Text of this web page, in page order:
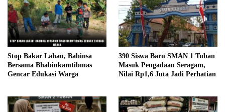
Stop Bakar Lahan, Babinsa
Bersama Bhabinkamtibmas
Gencar Edukasi Warga
390 Siswa Baru SMAN 1 Tuban
Masuk Pengadaan Seragam,
Nilai Rp1,6 Juta Jadi Perhatian